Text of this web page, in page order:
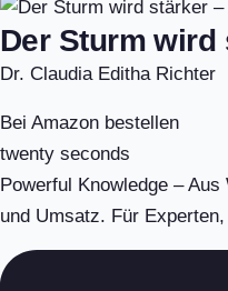
Der Sturm
Dr. Claudia Editha Richter
Bei Amazon bestellen
twenty seconds
Powerful Knowledge –
und Umsatz. Für